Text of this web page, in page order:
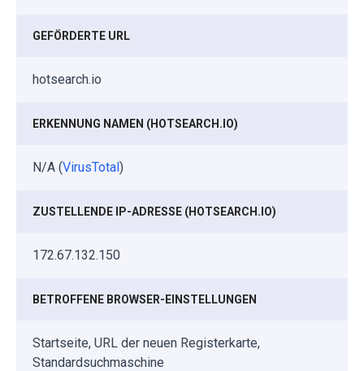
GEFÖRDERTE URL
hotsearch.io
ERKENNUNG NAMEN (HOTSEARCH.IO)
N/A (VirusTotal)
ZUSTELLENDE IP-ADRESSE (HOTSEARCH.IO)
172.67.132.150
BETROFFENE BROWSER-EINSTELLUNGEN
Startseite, URL der neuen Registerkarte,
Standardsuchmaschine